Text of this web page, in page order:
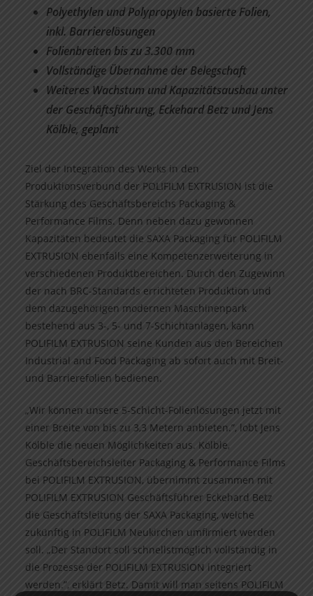
Polyethylen und Polypropylen basierte Folien,
inkl. Barrierelösungen
Folienbreiten bis zu 3.300 mm
Vollständige Übernahme der Belegschaft
Weiteres Wachstum und Kapazitätsausbau unter
der Geschäftsführung, Eckehard Betz und Jens
Kölble, geplant
Ziel der Integration des Werks in den
Produktionsverbund der POLIFILM EXTRUSION ist die
Stärkung des Geschäftsbereichs Packaging &
Performance Films. Denn neben dazu gewonnen
Kapazitäten bedeutet die SAXA Packaging für POLIFILM
EXTRUSION ebenfalls eine Kompetenzerweiterung in
verschiedenen Produktbereichen. Durch den Zugewinn
der nach BRC-Standards errichteten Produktion und
dem dazugehörigen modernen Maschinenpark
bestehend aus 3-, 5- und 7-Schichtanlagen, kann
POLIFILM EXTRUSION seine Kunden aus den Bereichen
Industrial and Food Packaging ab sofort auch mit Breit-
und Barrierefolien bedienen.
„Wir können unsere 5-Schicht-Folienlösungen jetzt mit
einer Breite von bis zu 3,3 Metern anbieten.”, lobt Jens
Kölble die neuen Möglichkeiten aus. Kölble,
Geschäftsbereichsleiter Packaging & Performance Films
bei POLIFILM EXTRUSION, übernimmt zusammen mit
POLIFILM EXTRUSION Geschäftsführer Eckehard Betz
die Geschäftsleitung der SAXA Packaging, welche
zukünftig in POLIFILM Neukirchen umfirmiert werden
soll. „Der Standort soll schnellstmöglich vollständig in
die Prozesse der POLIFILM EXTRUSION integriert
werden.”, erklärt Betz. Damit will man seitens POLIFILM